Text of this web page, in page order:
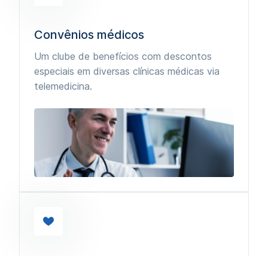
Convênios médicos
Um clube de benefícios com descontos
especiais em diversas clínicas médicas via
telemedicina.